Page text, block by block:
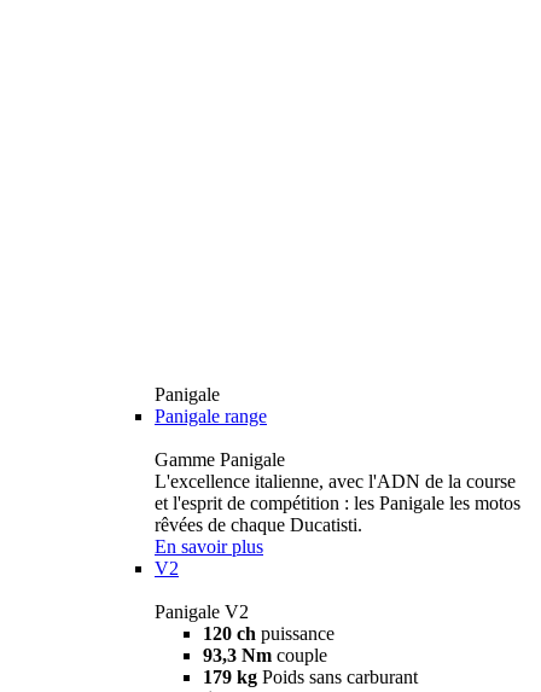
Panigale
Panigale range
Gamme Panigale
L'excellence italienne, avec l'ADN de la course
et l'esprit de compétition : les Panigale les motos
rêvées de chaque Ducatisti.
En savoir plus
V2
Panigale V2
120 ch puissance
93,3 Nm couple
179 kg Poids sans carburant